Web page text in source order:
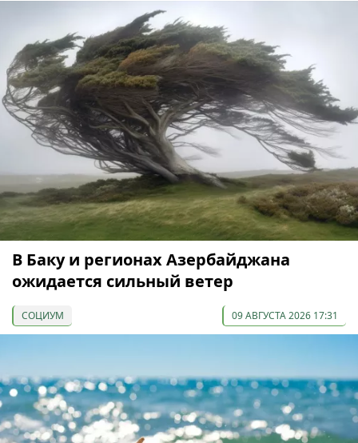
В Баку и регионах Азербайджана
ожидается сильный ветер
СОЦИУМ 09 АВГУСТА 2026 17:31